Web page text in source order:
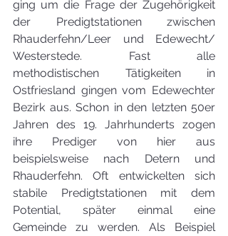
ging um die Frage der Zugehörigkeit
der Predigtstationen zwischen
Rhauderfehn/Leer und Edewecht/
Westerstede. Fast alle
methodistischen Tätigkeiten in
Ostfriesland gingen vom Edewechter
Bezirk aus. Schon in den letzten 50er
Jahren des 19. Jahrhunderts zogen
ihre Prediger von hier aus
beispielsweise nach Detern und
Rhauderfehn. Oft entwickelten sich
stabile Predigtstationen mit dem
Potential, später einmal eine
Gemeinde zu werden. Als Beispiel